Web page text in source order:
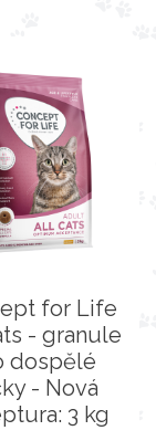
for Life
- granule
dospělé
- Nová
3 kg